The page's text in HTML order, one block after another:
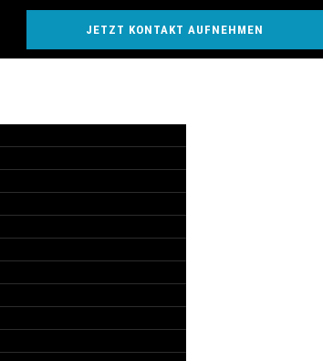
JETZT KONTAKT AUFNEHMEN